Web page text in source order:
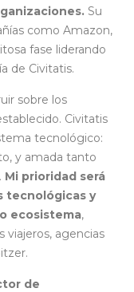
Su
como Amazon,
fase liderando
de Civitatis.
sobre los
Civitatis
tecnológico:
y amada tanto
Mi prioridad será
tecnológicas y
ecosistema,
viajeros, agencias
de